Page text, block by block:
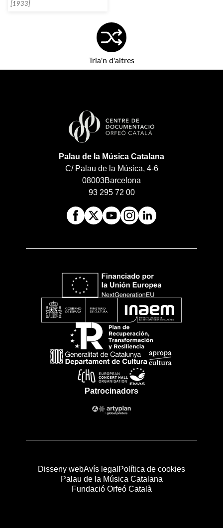
[1933]
Tria'n d'altres
Palau de la Música Catalana
C/ Palau de la Música, 4-6
08003Barcelona
93 295 72 00
Patrocinadors
Disseny webAvís legal Política de cookies
Palau de la Música Catalana
Fundació Orfeó Català